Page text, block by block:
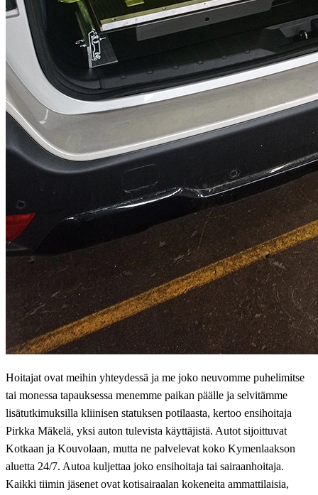
Hoitajat ovat meihin yhteydessä ja me joko neuvomme puhelimitse
tai monessa tapauksessa menemme paikan päälle ja selvitämme
lisätutkimuksilla kliinisen statuksen potilaasta, kertoo ensihoitaja
Pirkka Mäkelä, yksi auton tulevista käyttäjistä. Autot sijoittuvat
Kotkaan ja Kouvolaan, mutta ne palvelevat koko Kymenlaakson
aluetta 24/7. Autoa kuljettaa joko ensihoitaja tai sairaanhoitaja.
Kaikki tiimin jäsenet ovat kotisairaalan kokeneita ammattilaisia,